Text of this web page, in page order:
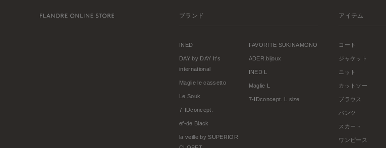
ブランド
INED
DAY by DAY It's
international
Maglie le cassetto
Le Souk
7-IDconcept.
ef-de Black
la veille by SUPERIOR
FAVORITE SUKINAMONO
ADER.bijoux
INED L
Maglie L
7-IDconcept. L size
アイテム
コート
ジャケット
ニット
カットソー
ブラウス
パンツ
スカート
ワンピース